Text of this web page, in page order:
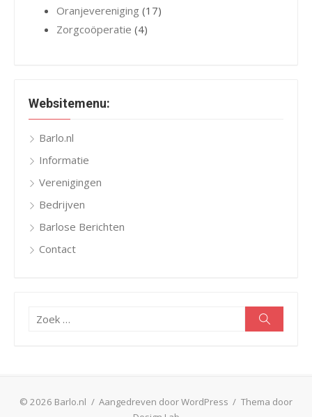
Oranjevereniging (17)
Zorgcoöperatie (4)
Websitemenu:
Barlo.nl
Informatie
Verenigingen
Bedrijven
Barlose Berichten
Contact
Zoeken
© 2026 Barlo.nl / Aangedreven door WordPress / Thema door